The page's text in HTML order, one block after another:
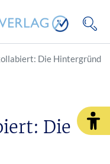
Die Hintergründe
Die